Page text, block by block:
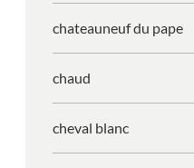
chateauneuf du pape
chaud
cheval blanc